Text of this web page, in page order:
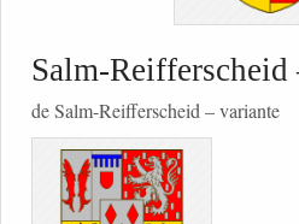
Salm-Reifferscheid
de Salm-Reifferscheid – variante